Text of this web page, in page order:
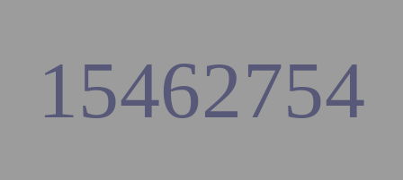
15462754